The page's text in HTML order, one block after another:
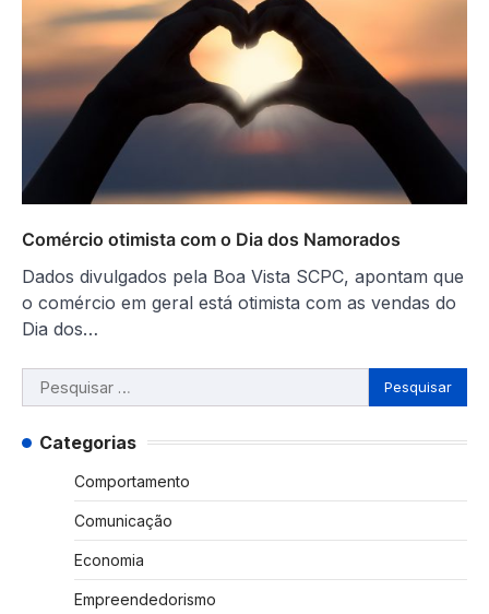
Comércio otimista com o Dia dos Namorados
Dados divulgados pela Boa Vista SCPC, apontam que
o comércio em geral está otimista com as vendas do
Dia dos…
Pesquisar
por:
Categorias
Comportamento
Comunicação
Economia
Empreendedorismo